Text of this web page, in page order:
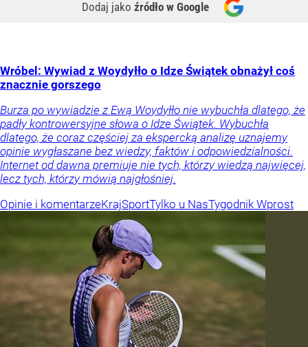
Dodaj jako źródło w Google
Wróbel: Wywiad z Woydyłło o Idze Świątek obnażył coś
znacznie gorszego
Burza po wywiadzie z Ewą Woydyłło nie wybuchła dlatego, że
padły kontrowersyjne słowa o Idze Świątek. Wybuchła
dlatego, że coraz częściej za ekspercką analizę uznajemy
opinie wygłaszane bez wiedzy, faktów i odpowiedzialności.
Internet od dawna premiuje nie tych, którzy wiedzą najwięcej,
lecz tych, którzy mówią najgłośniej.
Opinie i komentarzeKrajSportTylko u NasTygodnik Wprost